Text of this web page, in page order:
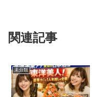
関連記事
未分類